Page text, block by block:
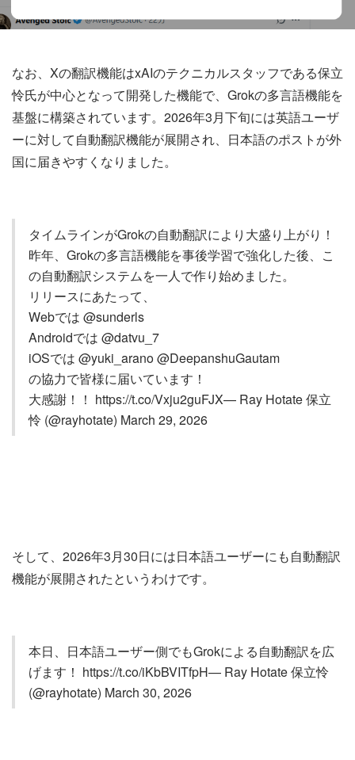
なお、Xの翻訳機能はxAIのテクニカルスタッフである保立
怜氏が中心となって開発した機能で、Grokの多言語機能を
基盤に構築されています。2026年3月下旬には英語ユーザ
ーに対して自動翻訳機能が展開され、日本語のポストが外
国に届きやすくなりました。
タイムラインがGrokの自動翻訳により大盛り上がり！
昨年、Grokの多言語機能を事後学習で強化した後、こ
の自動翻訳システムを一人で作り始めました。
リリースにあたって、
Webでは @sunderls
Androidでは @datvu_7
iOSでは @yuki_arano @DeepanshuGautam
の協力で皆様に届いています！
大感謝！！ https://t.co/Vxju2guFJX— Ray Hotate 保立
怜 (@rayhotate) March 29, 2026
そして、2026年3月30日には日本語ユーザーにも自動翻訳
機能が展開されたというわけです。
本日、日本語ユーザー側でもGrokによる自動翻訳を広
げます！ https://t.co/iKbBVITfpH— Ray Hotate 保立怜
(@rayhotate) March 30, 2026